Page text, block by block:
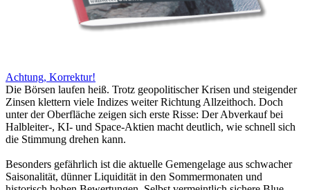
Achtung, Korrektur!
Die Börsen laufen heiß. Trotz geopolitischer Krisen und steigender
Zinsen klettern viele Indizes weiter Richtung Allzeithoch. Doch
unter der Oberfläche zeigen sich erste Risse: Der Abverkauf bei
Halbleiter-, KI- und Space-Aktien macht deutlich, wie schnell sich
die Stimmung drehen kann.
Besonders gefährlich ist die aktuelle Gemengelage aus schwacher
Saisonalität, dünner Liquidität in den Sommermonaten und